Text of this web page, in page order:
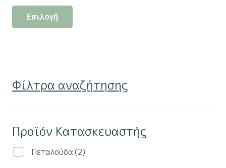
σελίδα
του
προϊόντος
Επιλογή
Οι
επιλογές
να
επιλεγούν
Φίλτρα αναζήτησης
Προϊόν Κατασκευαστής
Πεταλούδα(2)